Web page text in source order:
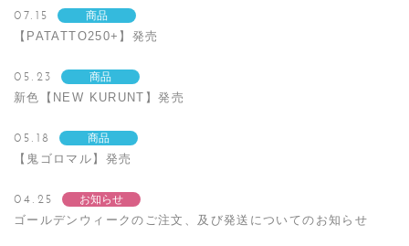
07.15 商品
【PATATTO250+】発売
05.23 商品
新色【NEW KURUNT】発売
05.18 商品
【鬼ゴロマル】発売
04.25 お知らせ
ゴールデンウィークのご注文、及び発送についてのお知らせ